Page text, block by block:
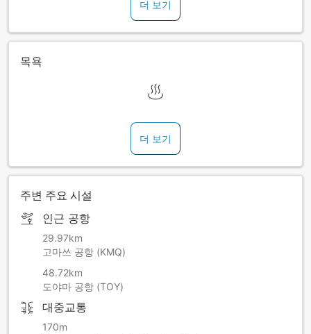
더 보기
목욕
더 보기
주변 주요 시설
인근 공항
29.97km
고마쓰 공항 (KMQ)
48.72km
도야마 공항 (TOY)
대중교통
170m